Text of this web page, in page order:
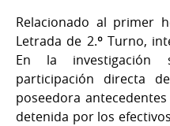
Relacionado al primer
Letrada de 2.º Turno,
En la investigación
participación directa
poseedora
detenida por los